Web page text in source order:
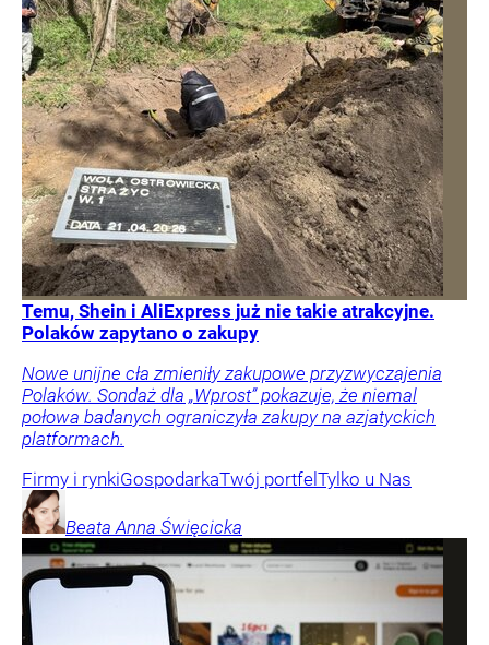
Temu, Shein i AliExpress już nie takie atrakcyjne.
Polaków zapytano o zakupy
Nowe unijne cła zmieniły zakupowe przyzwyczajenia
Polaków. Sondaż dla „Wprost” pokazuje, że niemal
połowa badanych ograniczyła zakupy na azjatyckich
platformach.
Firmy i rynkiGospodarkaTwój portfelTylko u Nas
Beata Anna Święcicka